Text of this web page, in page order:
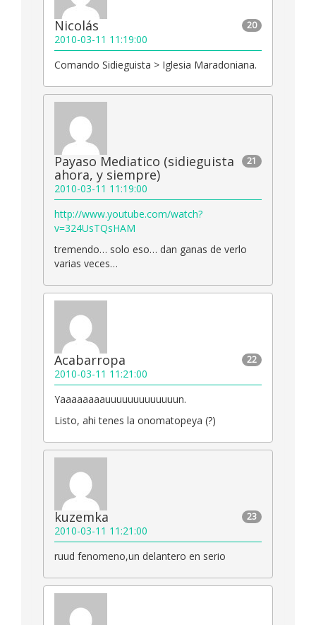
20
Nicolás
2010-03-11 11:19:00
Comando Sidieguista > Iglesia Maradoniana.
21
Payaso Mediatico (sidieguista
ahora, y siempre)
2010-03-11 11:19:00
http://www.youtube.com/watch?
v=324UsTQsHAM
tremendo… solo eso… dan ganas de verlo
varias veces…
22
Acabarropa
2010-03-11 11:21:00
Yaaaaaaaauuuuuuuuuuuuun.
Listo, ahi tenes la onomatopeya (?)
23
kuzemka
2010-03-11 11:21:00
ruud fenomeno,un delantero en serio